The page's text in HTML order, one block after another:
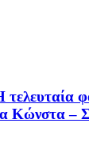
Κώνστα –